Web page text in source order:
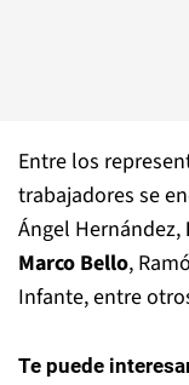
Entre los
trabajadores se
Ángel Hernández,
Marco Bello,
Infante, entre
Te puede